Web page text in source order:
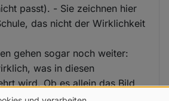
passt). - Sie zeichnen hier
das nicht der Wirklichkeit
gehen sogar noch weiter:
was in diesen
wird. Ob es allein das Bild
und Gnade ist, darf bezweifelt